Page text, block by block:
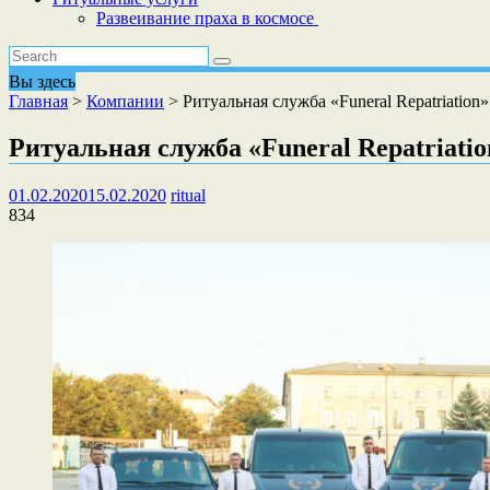
Развеивание праха в космосе
Вы здесь
Главная > Компании > Ритуальная служба «Funeral Repatriation»
Ритуальная служба «Funeral
01.02.202015.02.2020 ritual
834